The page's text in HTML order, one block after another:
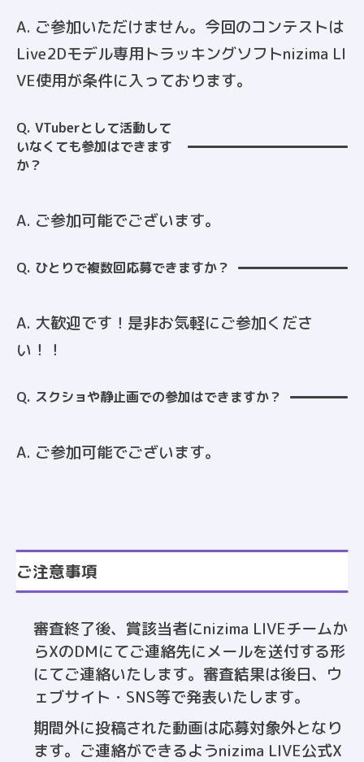
A. ご参加いただけません。今回のコンテストは
Live2Dモデル専用トラッキングソフトnizima LI
VE使用が条件に入っております。
Q. VTuberとして活動して
いなくても参加はできます
か？
A. ご参加可能でございます。
Q. ひとりで複数回応募できますか？
A. 大歓迎です！是非お気軽にご参加くださ
い！！
Q. スクショや静止画での参加はできますか？
A. ご参加可能でございます。
ご注意事項
審査終了後、賞該当者にnizima LIVEチームか
らXのDMにてご連絡先にメールを送付する形
にてご連絡いたします。審査結果は後日、ウ
ェブサイト・SNS等で発表いたします。
期間外に投稿された動画は応募対象外となり
ます。ご連絡ができるようnizima LIVE公式X